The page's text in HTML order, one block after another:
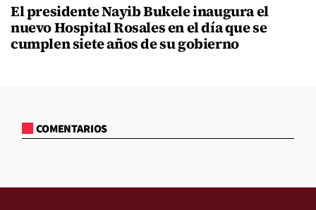
El presidente Nayib Bukele inaugura el
nuevo Hospital Rosales en el día que se
cumplen siete años de su gobierno
COMENTARIOS